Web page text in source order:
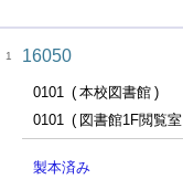
1 16050
0101
本校図書館
0101
図書館1F閲覧室
製本済み